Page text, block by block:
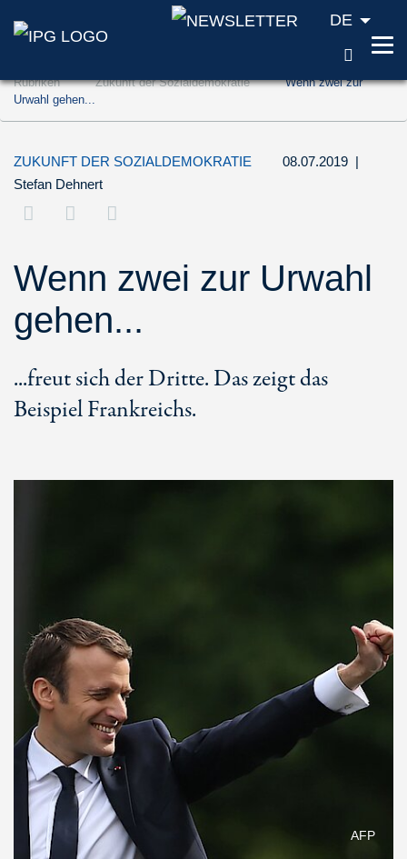
Zum Inhalt springen (Accesskey '1')
Zur Suche springen (Accesskey '2')
DE
Rubriken Zukunft der Sozialdemokratie
Wenn zwei zur
Urwahl gehen...
ZUKUNFT DER SOZIALDEMOKRATIE 08.07.2019 |
Stefan Dehnert
Wenn zwei zur Urwahl
gehen...
...freut sich der Dritte. Das zeigt das
Beispiel Frankreichs.
AFP